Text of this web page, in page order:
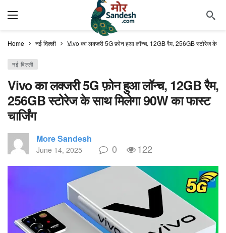
Home नई दिल्ली Vivo का लक्जरी 5G फ़ोन हुआ लॉन्च, 12GB रैम, 256GB स्टोरेज के साथ
नई दिल्ली
Vivo का लक्जरी 5G फ़ोन हुआ लॉन्च, 12GB रैम,
256GB स्टोरेज के साथ मिलेगा 90W का फास्ट
चार्जिंग
More Sandesh
June 14, 2025 0 122